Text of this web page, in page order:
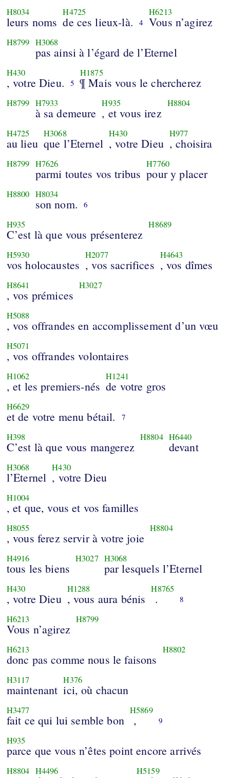
H8034
leurs noms
H4725
de ces lieux-là. 4
H6213
Vous n’agirez
H8799 H3068
pas ainsi à l’égard de l’Eternel
H430
, votre Dieu. 5
H1875
¶ Mais vous le chercherez
H8799 H7933
à sa demeure
H935
, et vous irez
H8804
H4725
au lieu
H3068
que l’Eternel
H430
, votre Dieu
H977
, choisira
H8799 H7626
parmi toutes vos tribus
H7760
pour y placer
H8800 H8034
son nom. 6
H935
C’est là que vous présenterez
H8689
H5930
vos holocaustes
H2077
, vos sacrifices
H4643
, vos dîmes
H8641
, vos prémices
H3027
H5088
, vos offrandes en accomplissement d’un vœu
H5071
, vos offrandes volontaires
H1062
, et les premiers-nés
H1241
de votre gros
H6629
et de votre menu bétail. 7
H398
C’est là que vous mangerez
H8804 H6440
devant
H3068
l’Eternel
H430
, votre Dieu
H1004
, et que, vous et vos familles
H8055
, vous ferez servir à votre joie
H8804
H4916
tous les biens
H3027 H3068
par lesquels l’Eternel
H430
, votre Dieu
H1288
, vous aura bénis
H8765
. 8
H6213
Vous n’agirez
H8799
H6213
donc pas comme nous le faisons
H8802
H3117
maintenant
H376
ici, où chacun
H3477
fait ce qui lui semble bon
H5869
, 9
H935
parce que vous n’êtes point encore arrivés
H8804 H4496 H5159